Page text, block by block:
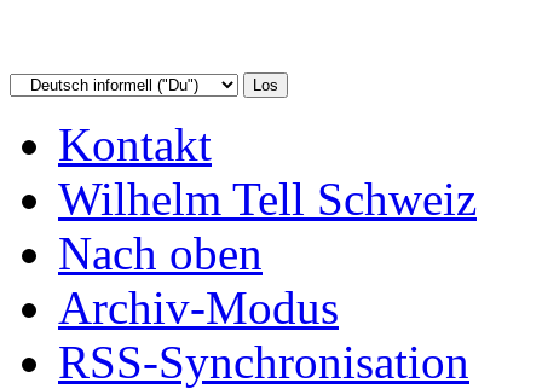
Kontakt
Wilhelm Tell Schweiz
Nach oben
Archiv-Modus
RSS-Synchronisation